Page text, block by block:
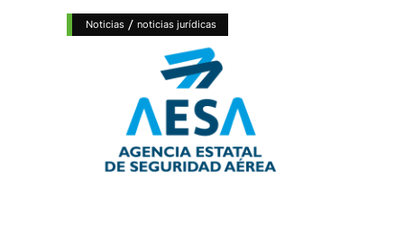
Noticias / noticias jurídicas